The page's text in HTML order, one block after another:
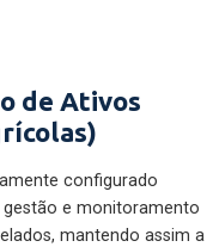
de Ativos
configurado
e monitoramento
mantendo assim a